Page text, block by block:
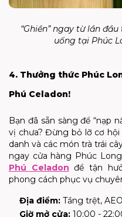
“Ghiền” ngay từ lần
uống tại Phúc
4. Thưởng thức Phúc
Phú Celadon!
Bạn đã sẵn sàng để “nạp
vị chưa? Đừng bỏ lỡ cơ
danh và các món trà trái
ngay cửa hàng Phúc
Phú Celadon để tận
phong cách phục vụ
Địa điểm: Tầng trệt,
Giờ mở cửa: 10:00 -